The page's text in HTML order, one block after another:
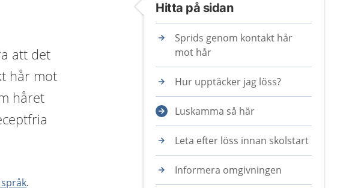
att det
hår mot
håret
.
Hitta på sidan
Sprids genom kontakt hår
mot hår
Hur upptäcker jag löss?
Luskamma så här
Leta efter löss innan skolstart
Informera omgivningen